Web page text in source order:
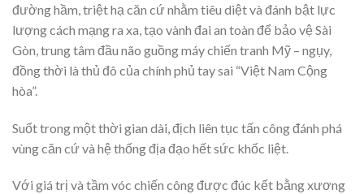
đường hầm, triệt hạ căn cứ nhằm tiêu diệt và đánh bật lực
lượng cách mạng ra xa, tạo vành đai an toàn để bảo vệ Sài
Gòn, trung tâm đầu não guồng máy chiến tranh Mỹ – ngụy,
đồng thời là thủ đô của chính phủ tay sai “Việt Nam Cộng
hòa”.
Suốt trong một thời gian dài, địch liên tục tấn công đánh phá
vùng căn cứ và hệ thống địa đạo hết sức khốc liệt.
Với giá trị và tầm vóc chiến công được đúc kết bằng xương